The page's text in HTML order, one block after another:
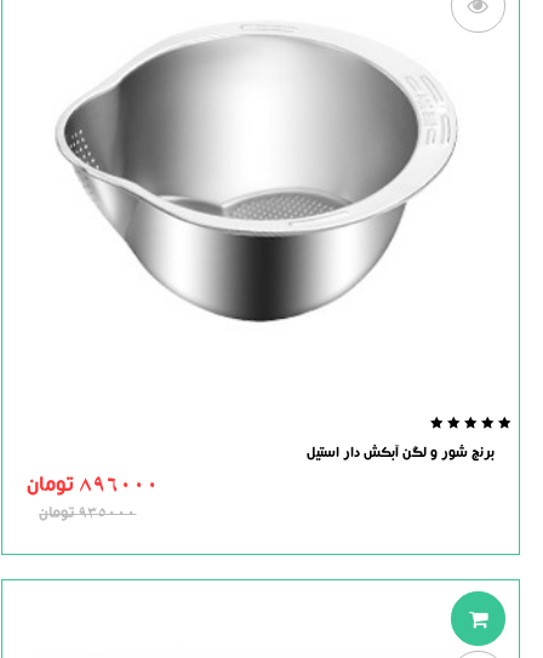
0.0
out
برنج شور و لگن آبکش دار استیل
896000 تومان
935000تومان